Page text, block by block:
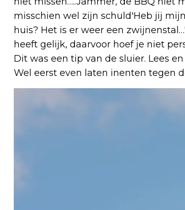
misschien wel zijn schuld'Heb jij
huis? Het is er weer een
heeft gelijk, daarvoor hoef je niet
Dit was een tip van de sluier. Lees
Wel eerst even laten inenten tegen